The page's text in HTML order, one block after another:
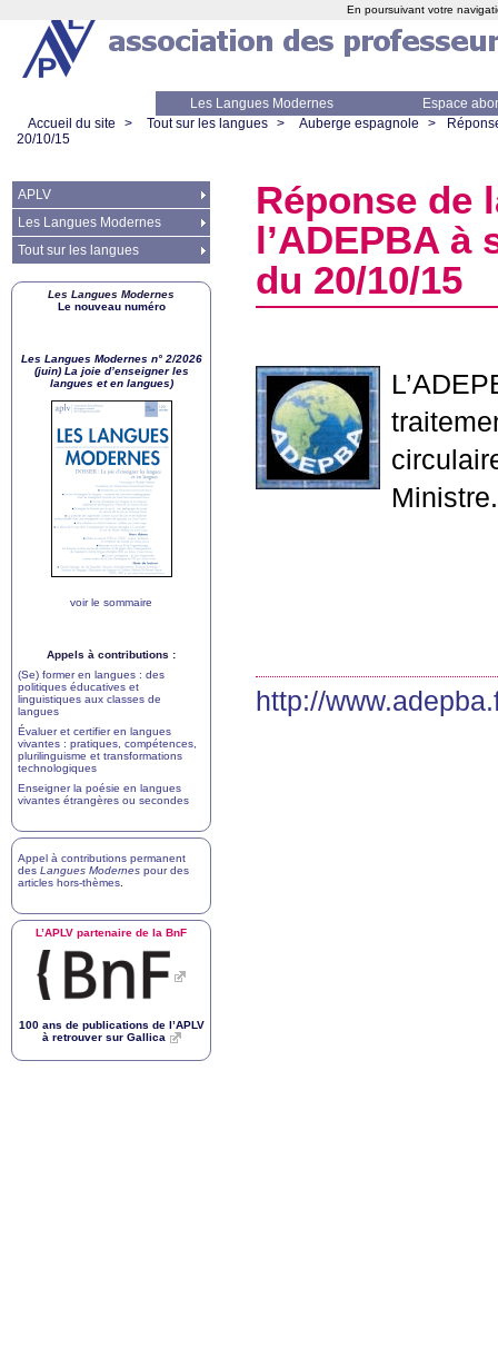
Les Langues Modernes
Espace
Accueil du site
> Tout sur les langues > Auberge espagnole >
20/10/15
Réponse de
l’ADEPBA à
du 20/10/15
L’
Ministre.
http://
APLV
Les Langues Modernes
Tout sur les langues
Les Langues Modernes
Le nouveau numéro
Les Langues Modernes n° 2/2026
(juin) La joie d’enseigner les
langues et en langues)
voir le sommaire
Appels à contributions :
(Se) former en langues : des
politiques éducatives et
linguistiques aux classes de
langues
Évaluer et certifier en langues
vivantes : pratiques, compétences,
plurilinguisme et transformations
technologiques
Enseigner la poésie en langues
vivantes étrangères ou secondes
Appel à contributions permanent
des Langues Modernes pour des
articles hors-thèmes
L’APLV partenaire de la BnF
100 ans de publications de l’APLV
à retrouver sur Gallica
En poursuivant votre